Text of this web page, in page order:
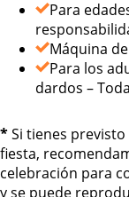
Para
Máquina
Para los
dardos –
*Si tienes
fiesta,
celebración para
y se puede